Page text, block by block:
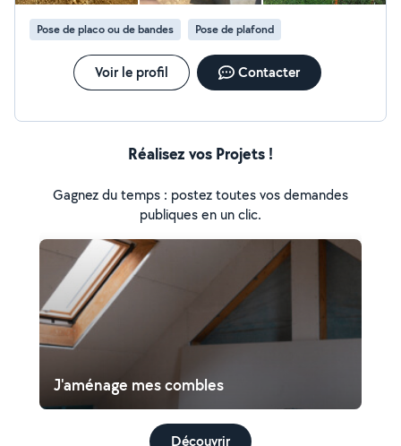
Pose de placo ou de bandes Pose de plafond
Voir le profil Contacter
Réalisez vos Projets !
Gagnez du temps : postez toutes vos demandes
publiques en un clic.
J'aménage mes combles
Découvrir